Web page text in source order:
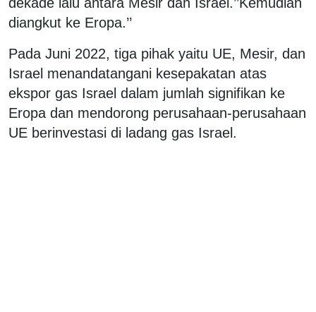
diangkut ke Eropa.’’
Pada Juni 2022, tiga pihak yaitu UE, Mesir, dan
Israel menandatangani kesepakatan atas
ekspor gas Israel dalam jumlah signifikan ke
Eropa dan mendorong perusahaan-perusahaan
UE berinvestasi di ladang gas Israel.